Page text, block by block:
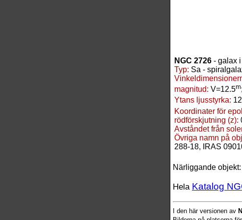
NGC 2726 - galax
Typ: Sa -
magnitud: V=12.5m
Ytans ljusstyrka:
Koordinater för
rödförskjutning (z):
Avståndet från
Övriga namn på
288-18, IRAS
Närliggande objekt:
Hela Katalog
I den här versionen av